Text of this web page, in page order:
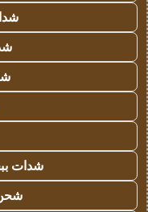
شدات